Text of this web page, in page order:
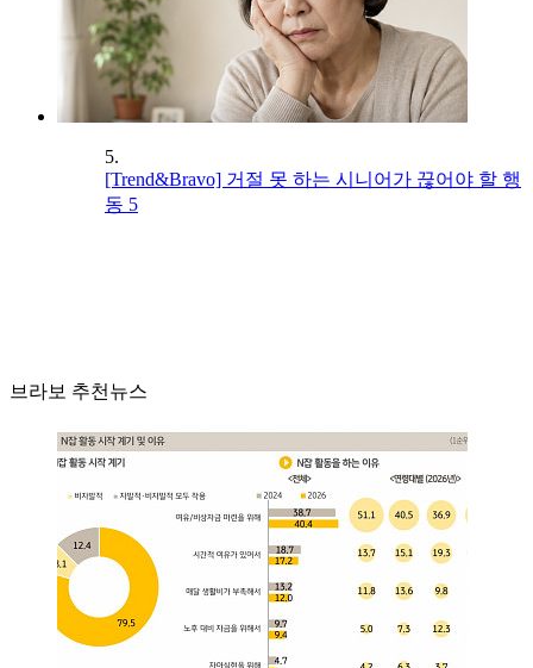
5.
[Trend&Bravo] 거절 못 하는 시니어가 끊어야 할 행
동 5
브라보 추천뉴스